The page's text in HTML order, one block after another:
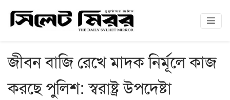
জীবন বাজি রেখে মাদক নির্মূলে কাজ
করছে পুলিশ: স্বরাষ্ট্র উপদেষ্টা